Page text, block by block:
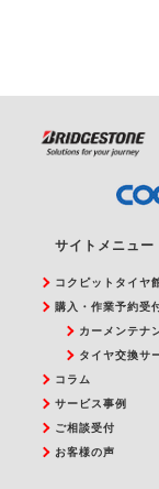
サイトメニュー
コクピットタイヤ
購入・作業予約受
カーメンテナ
タイヤ交換サ
コラム
サービス事例
ご相談受付
お客様の声